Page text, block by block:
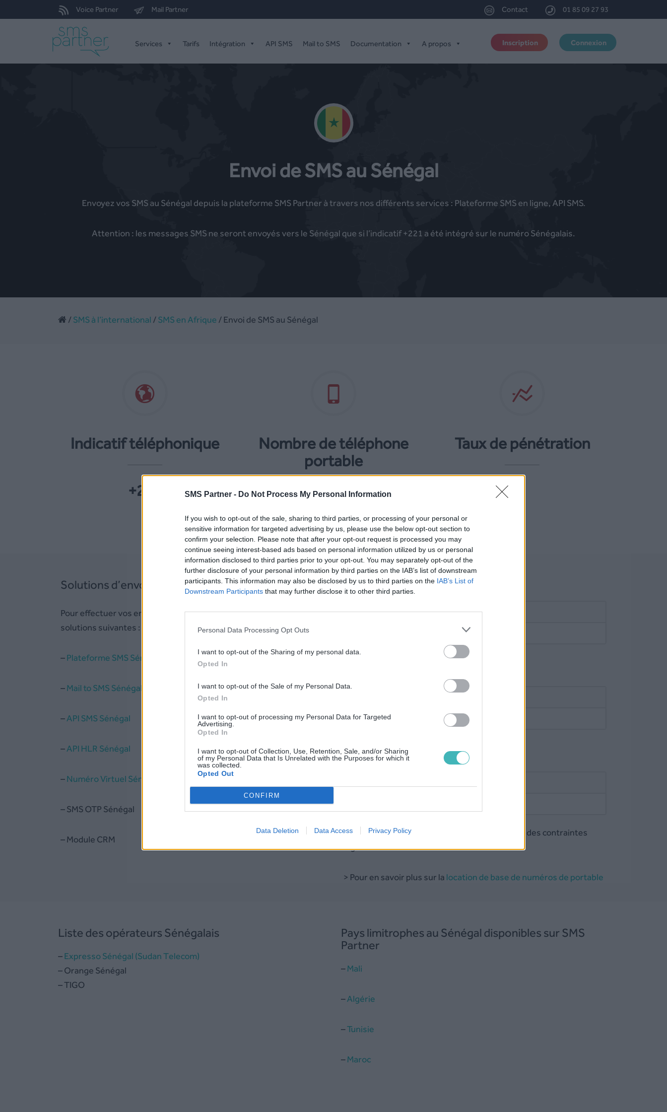
SMS Partner - Do Not Process My Personal Information
If you wish to opt-out of the sale, sharing to third parties, or processing of your personal or
sensitive information for targeted advertising by us, please use the below opt-out section to
confirm your selection. Please note that after your opt-out request is processed you may
continue seeing interest-based ads based on personal information utilized by us or personal
information disclosed to third parties prior to your opt-out. You may separately opt-out of the
further disclosure of your personal information by third parties on the IAB’s list of downstream
participants. This information may also be disclosed by us to third parties on the IAB’s List of
Downstream Participants that may further disclose it to other third parties.
Personal Data Processing Opt Outs
I want to opt-out of the Sharing of my personal data.
Opted In
I want to opt-out of the Sale of my Personal Data.
Opted In
I want to opt-out of processing my Personal Data for Targeted
Advertising.
Opted In
I want to opt-out of Collection, Use, Retention, Sale, and/or Sharing
of my Personal Data that Is Unrelated with the Purposes for which it
was collected.
Opted Out
CONFIRM
Data Deletion Data Access Privacy Policy
Voice Partner Mail Partner Contact 01 85 09 27 93
Services Tarifs Intégration API SMS Mail to SMS Documentation A propos Inscription Connexion
Envoi de SMS au Sénégal
Envoyez vos SMS au Sénégal depuis la plateforme SMS Partner à travers nos différents services : Plateforme SMS en ligne, API SMS.
Attention : les messages SMS ne seront envoyés vers le Sénégal que si l’indicatif +221 a été intégré sur le numéro Sénégalais.
/SMS à l’international /SMS en Afrique / Envoi de SMS au Sénégal
Indicatif téléphonique
+221
Nombre de téléphone
portable
Taux de pénétration
Solutions d’envoi de SMS pour le Sénégal
Pour effectuer vos envois vers le Sénégal, SMS Partner propose les
solutions suivantes :
–Plateforme SMS Sénégal
–Mail to SMS Sénégal
–API SMS Sénégal
–API HLR Sénégal
–Numéro Virtuel Sénégal
– SMS OTP Sénégal
– Module CRM
Tarifs SMS Sénégal
SMS Premium(Sénégal)
0.215 €/SMS
tarifs SMS
0.005 €/SMS
Pour plus de détail,
La location de bases de numéros est soumise a des contraintes
légales.
> Pour en savoir plus sur la location de base de numéros de portable
Liste des opérateurs Sénégalais
–Expresso Sénégal (Sudan Telecom)
– Orange Sénégal
– TIGO
Pays limitrophes au Sénégal disponibles sur SMS
Partner
–Mali
–Algérie
–Tunisie
–Maroc